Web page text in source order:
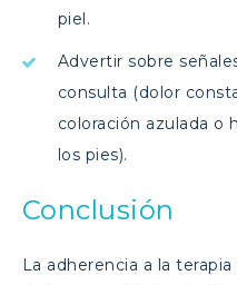
piel.
Advertir sobre
consulta (dolor
coloración azulada o
los pies).
Conclusión
La adherencia a la